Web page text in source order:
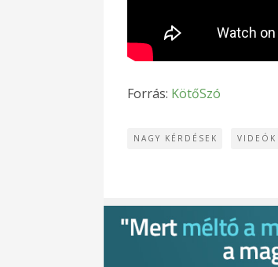
Forrás: KötőSzó
NAGY KÉRDÉSEK VIDEÓK